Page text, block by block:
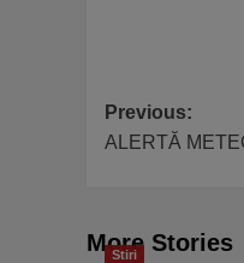
Post
Previous:
ALERTĂ
More Stories
Stiri